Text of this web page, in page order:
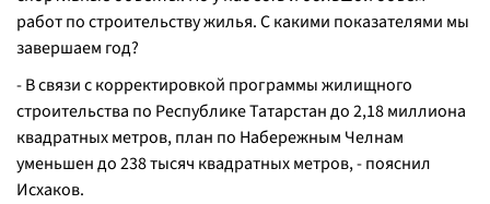
работ по строительству жилья. С какими показателями мы
завершаем год?
-В связи с корректировкой программы жилищного
строительства по Республике Татарстан до 2,18 миллиона
квадратных метров, план по Набережным Челнам
уменьшен до 238 тысяч квадратных метров,- пояснил
Исхаков.